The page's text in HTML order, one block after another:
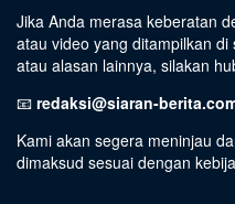
Jika Anda merasa keberatan
atau video yang ditampilkan
atau alasan lainnya, silakan
📧 redaksi@siaran-
Kami akan segera meninjau
dimaksud sesuai dengan